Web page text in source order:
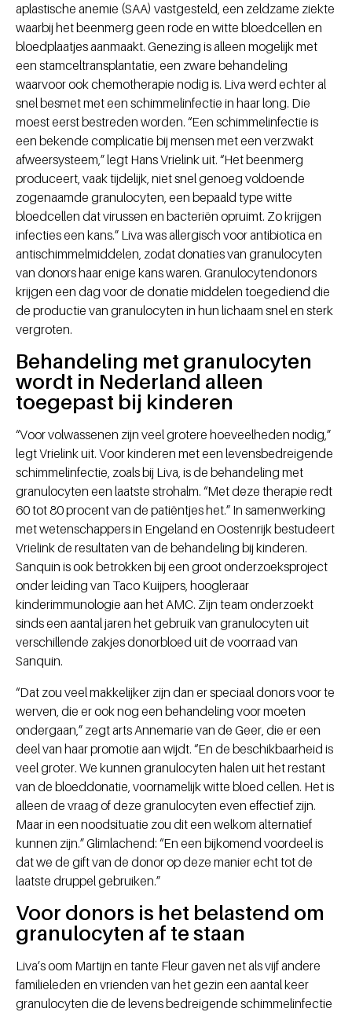
aplastische anemie (SAA) vastgesteld, een zeldzame ziekte
waarbij het beenmerg geen rode en witte bloedcellen en
bloedplaatjes aanmaakt. Genezing is alleen mogelijk met
een stamceltransplantatie, een zware behandeling
waarvoor ook chemotherapie nodig is. Liva werd echter al
snel besmet met een schimmelinfectie in haar long. Die
moest eerst bestreden worden. “Een schimmelinfectie is
een bekende complicatie bij mensen met een verzwakt
afweersysteem,” legt Hans Vrielink uit. “Het beenmerg
produceert, vaak tijdelijk, niet snel genoeg voldoende
zogenaamde granulocyten, een bepaald type witte
bloedcellen dat virussen en bacteriën opruimt. Zo krijgen
infecties een kans.” Liva was allergisch voor antibiotica en
antischimmelmiddelen, zodat donaties van granulocyten
van donors haar enige kans waren. Granulocytendonors
krijgen een dag voor de donatie middelen toegediend die
de productie van granulocyten in hun lichaam snel en sterk
vergroten.
Behandeling met granulocyten
wordt in Nederland alleen
toegepast bij kinderen
“Voor volwassenen zijn veel grotere hoeveelheden nodig,”
legt Vrielink uit. Voor kinderen met een levensbedreigende
schimmelinfectie, zoals bij Liva, is de behandeling met
granulocyten een laatste strohalm. “Met deze therapie redt
60 tot 80 procent van de patiëntjes het.” In samenwerking
met wetenschappers in Engeland en Oostenrijk bestudeert
Vrielink de resultaten van de behandeling bij kinderen.
Sanquin is ook betrokken bij een groot onderzoeksproject
onder leiding van Taco Kuijpers, hoogleraar
kinderimmunologie aan het AMC. Zijn team onderzoekt
sinds een aantal jaren het gebruik van granulocyten uit
verschillende zakjes donorbloed uit de voorraad van
Sanquin.
“Dat zou veel makkelijker zijn dan er speciaal donors voor te
werven, die er ook nog een behandeling voor moeten
ondergaan,” zegt arts Annemarie van de Geer, die er een
deel van haar promotie aan wijdt. “En de beschikbaarheid is
veel groter. We kunnen granulocyten halen uit het restant
van de bloeddonatie, voornamelijk witte bloed cellen. Het is
alleen de vraag of deze granulocyten even effectief zijn.
Maar in een noodsituatie zou dit een welkom alternatief
kunnen zijn.” Glimlachend: “En een bijkomend voordeel is
dat we de gift van de donor op deze manier echt tot de
laatste druppel gebruiken.”
Voor donors is het belastend om
granulocyten af te staan
Liva’s oom Martijn en tante Fleur gaven net als vijf andere
familieleden en vrienden van het gezin een aantal keer
granulocyten die de levens bedreigende schimmelinfectie